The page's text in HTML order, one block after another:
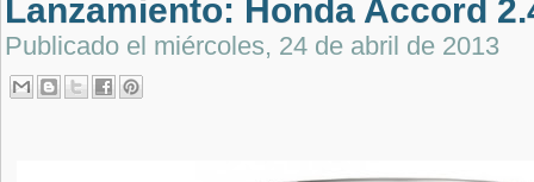
Lanzamiento: Honda Accord
Publicado el miércoles, 24 de abril de 2013